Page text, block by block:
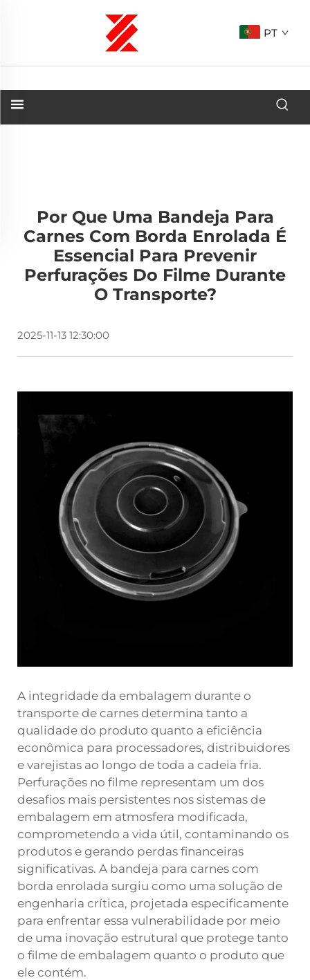
PT
Por Que Uma Bandeja Para
Carnes Com Borda Enrolada É
Essencial Para Prevenir
Perfurações Do Filme Durante
O Transporte?
2025-11-13 12:30:00
A integridade da embalagem durante o
transporte de carnes determina tanto a
qualidade do produto quanto a eficiência
econômica para processadores, distribuidores
e varejistas ao longo de toda a cadeia fria.
Perfurações no filme representam um dos
desafios mais persistentes nos sistemas de
embalagem em atmosfera modificada,
comprometendo a vida útil, contaminando os
produtos e gerando perdas financeiras
significativas. A bandeja para carnes com
borda enrolada surgiu como uma solução de
engenharia crítica, projetada especificamente
para enfrentar essa vulnerabilidade por meio
de uma inovação estrutural que protege tanto
o filme de embalagem quanto o produto que
ele contém.